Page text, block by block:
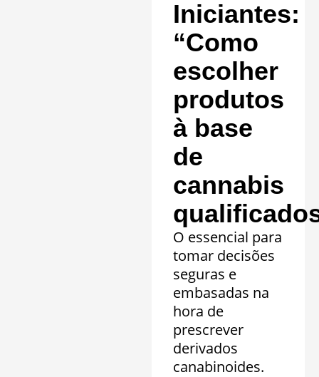
Iniciantes:
“Como
escolher
produtos
à base
de
cannabis
O essencial para
tomar decisões
seguras e
embasadas na
hora de
prescrever
derivados
canabinoides.